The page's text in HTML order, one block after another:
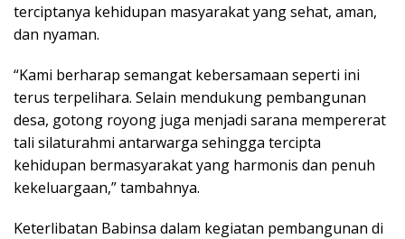
terciptanya kehidupan masyarakat yang sehat, aman,
dan nyaman.
“Kami berharap semangat kebersamaan seperti ini
terus terpelihara. Selain mendukung pembangunan
desa, gotong royong juga menjadi sarana mempererat
tali silaturahmi antarwarga sehingga tercipta
kehidupan bermasyarakat yang harmonis dan penuh
kekeluargaan,” tambahnya.
Keterlibatan Babinsa dalam kegiatan pembangunan di